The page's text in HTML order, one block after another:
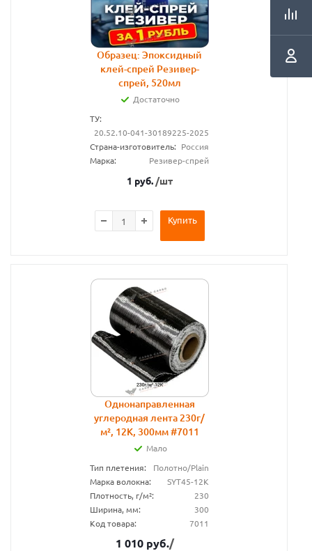
Образец: Эпоксидный
клей-спрей Резивер-
спрей, 520мл
Достаточно
ТУ:
20.52.10-041-30189225-2025
Страна-изготовитель: Россия
Марка:
Резивер-спрей
1 руб. /шт
Купить
Однонаправленная
углеродная лента 230г/
м², 12К, 300мм #7011
Мало
Тип плетения:
Полотно/Plain
Марка волокна:
SYT45-12K
Плотность, г/м²:
230
Ширина, мм:
300
Код товара:
7011
1 010 руб./